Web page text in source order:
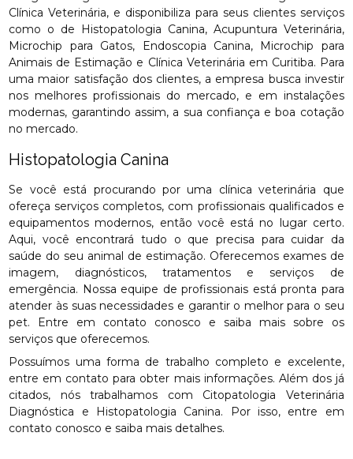
Clínica Veterinária, e disponibiliza para seus clientes serviços
como o de Histopatologia Canina, Acupuntura Veterinária,
Microchip para Gatos, Endoscopia Canina, Microchip para
Animais de Estimação e Clínica Veterinária em Curitiba. Para
uma maior satisfação dos clientes, a empresa busca investir
nos melhores profissionais do mercado, e em instalações
modernas, garantindo assim, a sua confiança e boa cotação
no mercado.
Histopatologia Canina
Se você está procurando por uma clínica veterinária que
ofereça serviços completos, com profissionais qualificados e
equipamentos modernos, então você está no lugar certo.
Aqui, você encontrará tudo o que precisa para cuidar da
saúde do seu animal de estimação. Oferecemos exames de
imagem, diagnósticos, tratamentos e serviços de
emergência. Nossa equipe de profissionais está pronta para
atender às suas necessidades e garantir o melhor para o seu
pet. Entre em contato conosco e saiba mais sobre os
serviços que oferecemos.
Possuímos uma forma de trabalho completo e excelente,
entre em contato para obter mais informações. Além dos já
citados, nós trabalhamos com Citopatologia Veterinária
Diagnóstica e Histopatologia Canina. Por isso, entre em
contato conosco e saiba mais detalhes.